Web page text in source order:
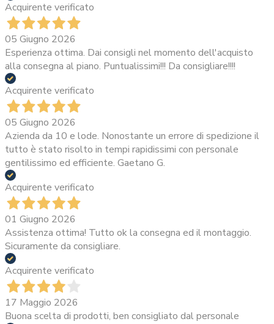
Acquirente verificato
05 Giugno 2026
Esperienza ottima. Dai consigli nel momento dell'acquisto
alla consegna al piano. Puntualissimi!!! Da consigliare!!!!
Acquirente verificato
05 Giugno 2026
Azienda da 10 e lode. Nonostante un errore di spedizione il
tutto è stato risolto in tempi rapidissimi con personale
gentilissimo ed efficiente. Gaetano G.
Acquirente verificato
01 Giugno 2026
Assistenza ottima! Tutto ok la consegna ed il montaggio.
Sicuramente da consigliare.
Acquirente verificato
17 Maggio 2026
Buona scelta di prodotti, ben consigliato dal personale